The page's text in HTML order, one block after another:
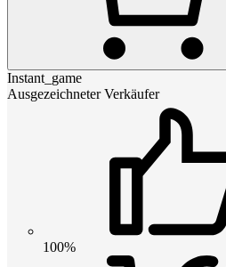
Instant_game
Ausgezeichneter Verkäufer
100%